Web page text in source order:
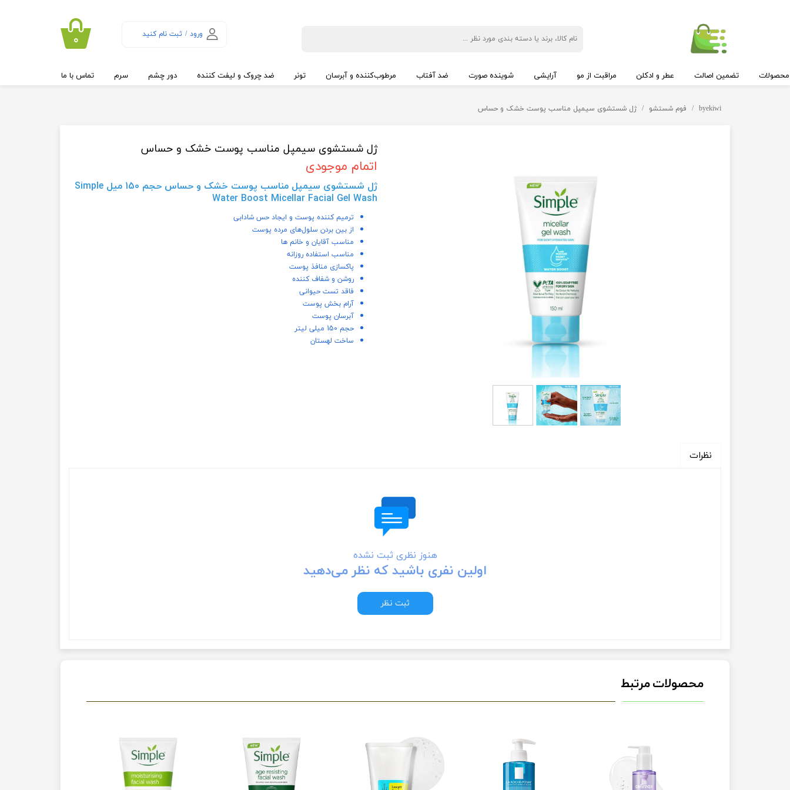
ورود / ثبت نام کنید
تغییر گذر واژه
۰
تضمین اصالت عطر و ادکلن مراقبت از مو آرایشی شوینده صورت ضد آفتاب مرطوب‌کننده و آبرسان تونر ضد چروک و لیفت کننده دور چشم سرم تماس با ما
byekiwi فوم شستشو ژل شستشوی سیمپل مناسب پوست خشک و حساس
ژل شستشوی سیمپل مناسب پوست خشک و حساس
اتمام موجودی
ژل شستشوی سیمپل مناسب پوست خشک و حساس حجم 150 میل Simple
Water Boost Micellar Facial Gel Wash
ترمیم کننده پوست و ایجاد حس شادابی
از بین بردن سلول‌های مرده پوست
مناسب آقایان و خانم ها
مناسب استفاده روزانه
پاکسازی منافذ پوست
روشن و شفاف کننده
فاقد تست حیوانی
آرام بخش پوست
آبرسان پوست
حجم 150 میلی لیتر
ساخت لهستان
نظرات
هنوز نظری ثبت نشده
اولین نفری باشید که نظر می‌دهید
ثبت نظر
محصولات مرتبط